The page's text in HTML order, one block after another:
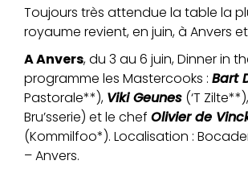
Toujours très attendue la table la
royaume revient, en juin, à Anvers et
A Anvers, du 3 au 6 juin, Dinner in
programme les Mastercooks : Bart
Pastorale**), Viki Geunes (‘T Zilte**),
Bru’sserie) et le chef Olivier de
(Kommilfoo*). Localisation :
– Anvers.